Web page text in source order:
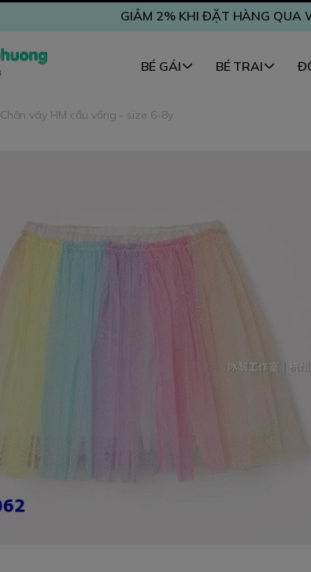
GIẢM 2% KHI ĐẶT HÀNG QUA
BÉ GÁI BÉ TRAI
Chân váy HM cầu vồng - size 6-8y